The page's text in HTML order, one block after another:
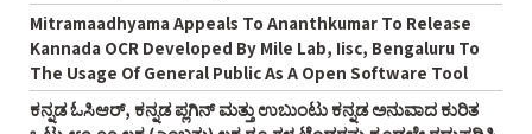
Mitramaadhyama Appeals To Ananthkumar To Release
Kannada OCR Developed By Mile Lab, Iisc, Bengaluru To
The Usage Of General Public As A Open Software Tool
ಕನ್ನಡ ಓಸಿಆರ್‌, ಕನ್ನಡ ಪ್ಲಗಿನ್‌ ಮತ್ತು ಉಬುಂಟು ಕನ್ನಡ ಅನುವಾದ ಕುರಿತ